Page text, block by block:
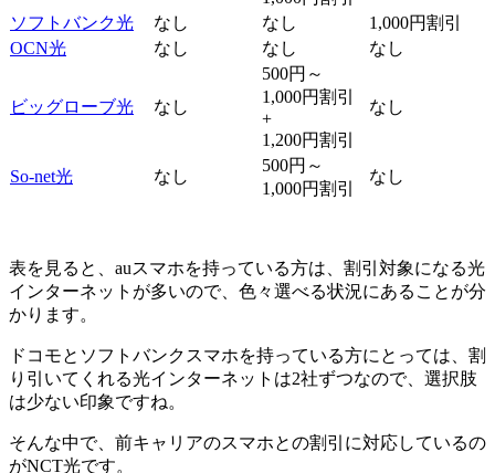
ソフトバンク光
なし なし
1,000円割引
OCN光
なし なし なし
ビッグローブ光 なし
500円～
1,000円割引
+
1,200円割引
なし
So-net光 なし
500円～
1,000円割引
なし
表を見ると、auスマホを持っている方は、割引対象になる光
インターネットが多いので、色々選べる状況にあることが分
かります。
ドコモとソフトバンクスマホを持っている方にとっては、割
り引いてくれる光インターネットは2社ずつなので、選択肢
は少ない印象ですね。
そんな中で、前キャリアのスマホとの割引に対応しているの
がNCT光です。